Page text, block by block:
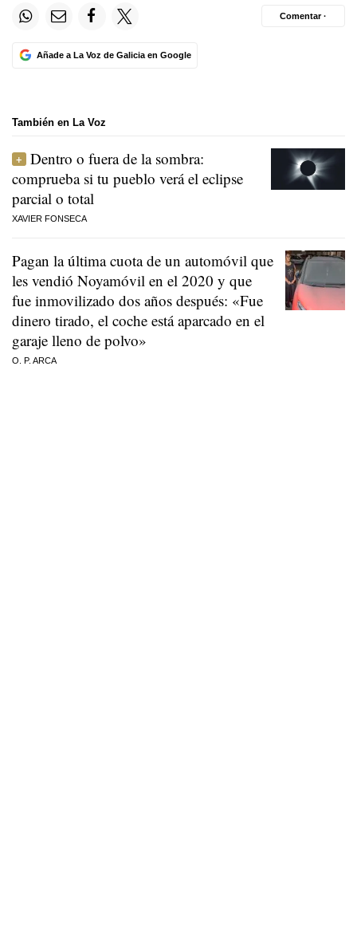
Añade a La Voz de Galicia en Google
Comentar ·
También en La Voz
Dentro o fuera de la sombra:
comprueba si tu pueblo verá el eclipse
parcial o total
XAVIER FONSECA
Pagan la última cuota de un automóvil que
les vendió Noyamóvil en el 2020 y que
fue inmovilizado dos años después: «Fue
dinero tirado, el coche está aparcado en el
garaje lleno de polvo»
O. P. ARCA